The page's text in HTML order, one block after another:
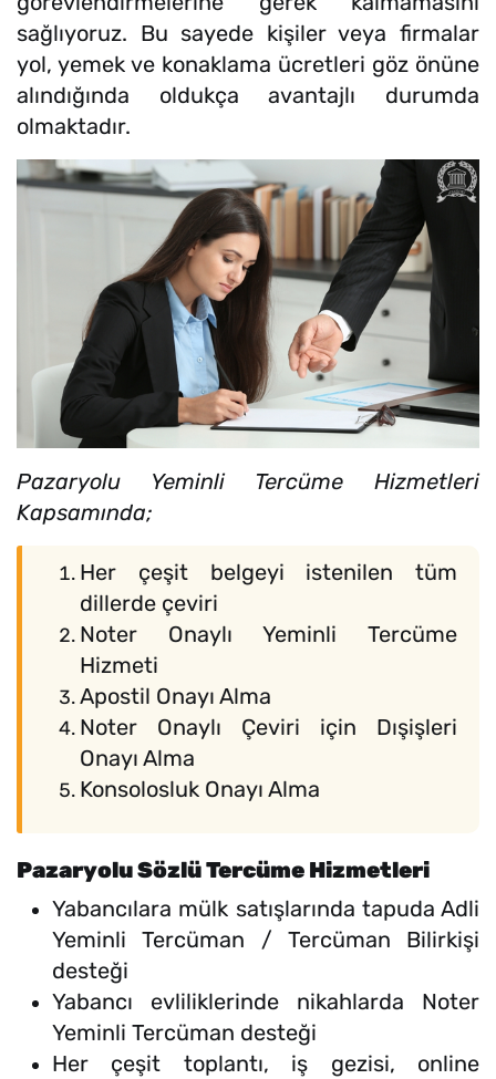
sağlıyoruz. Bu sayede kişiler veya firmalar
yol, yemek ve konaklama ücretleri göz önüne
alındığında oldukça avantajlı durumda
olmaktadır.
Pazaryolu Yeminli Tercüme Hizmetleri
Kapsamında;
Her çeşit belgeyi istenilen tüm
dillerde çeviri
Noter Onaylı Yeminli Tercüme
Hizmeti
Apostil Onayı Alma
Noter Onaylı Çeviri için Dışişleri
Onayı Alma
Konsolosluk Onayı Alma
Pazaryolu Sözlü Tercüme Hizmetleri
Yabancılara mülk satışlarında tapuda Adli
Yeminli Tercüman / Tercüman Bilirkişi
desteği
Yabancı evliliklerinde nikahlarda Noter
Yeminli Tercüman desteği
Her çeşit toplantı, iş gezisi, online